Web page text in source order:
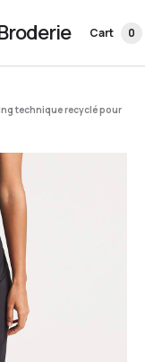
Cart 0
technique recyclé pour